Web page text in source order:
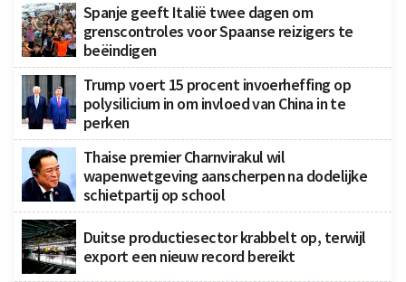
Spanje geeft Italië twee dagen om
grenscontroles voor Spaanse reizigers te
beëindigen
Trump voert 15 procent invoerheffing op
polysilicium in om invloed van China in te
perken
Thaise premier Charnvirakul wil
wapenwetgeving aanscherpen na dodelijke
schietpartij op school
Duitse productiesector krabbelt op, terwijl
export een nieuw record bereikt